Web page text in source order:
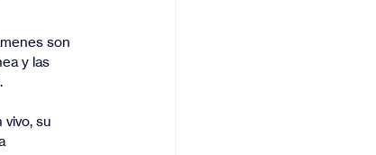
son
y las
vivo, su